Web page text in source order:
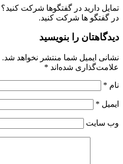
تمایل دارید در گفتگوها شرکت کنید؟
در گفتگو ها شرکت کنید.
دیدگاهتان را بنویسید
نشانی ایمیل شما منتشر نخواهد شد.
علامت‌گذاری شده‌اند *
نام *
ایمیل *
وب‌ سایت